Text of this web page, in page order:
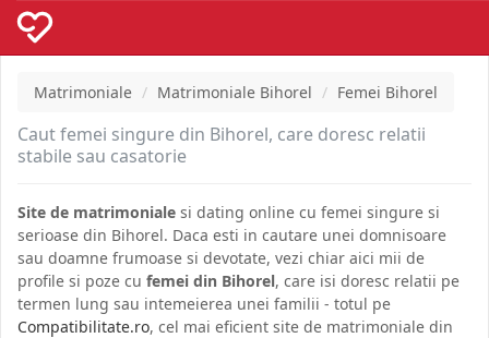
Matrimoniale Matrimoniale Bihorel Femei Bihorel
Caut femei singure din Bihorel, care doresc relatii
stabile sau casatorie
Site de matrimoniale si dating online cu femei singure si
serioase din Bihorel. Daca esti in cautare unei domnisoare
sau doamne frumoase si devotate, vezi chiar aici mii de
profile si poze cu femei din Bihorel, care isi doresc relatii pe
termen lung sau intemeierea unei familii - totul pe
Compatibilitate.ro, cel mai eficient site de matrimoniale din